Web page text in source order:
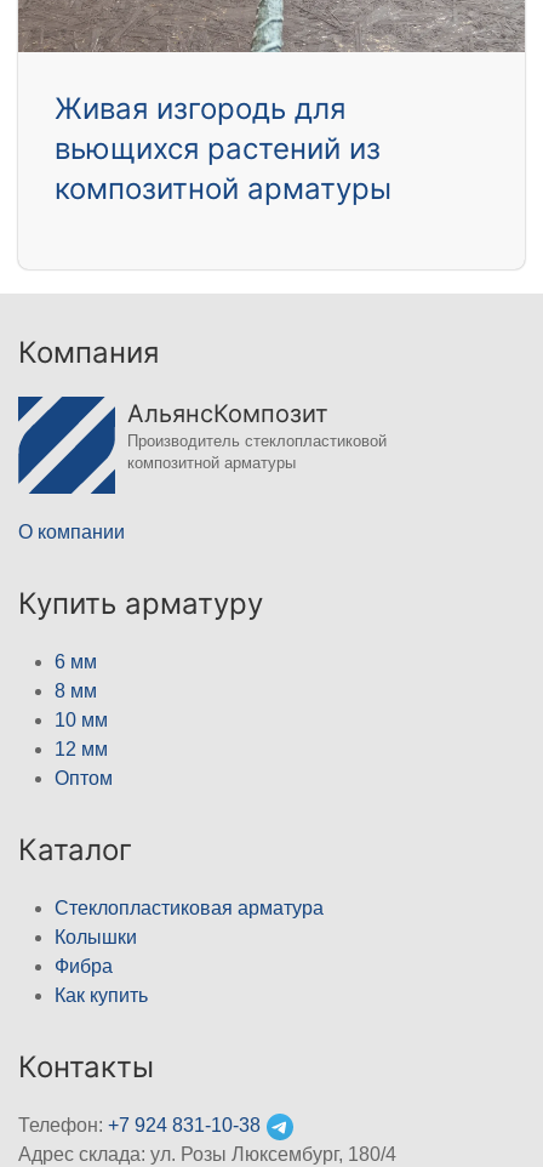
Живая изгородь для
вьющихся растений из
композитной арматуры
Компания
АльянсКомпозит
Производитель стеклопластиковой
композитной арматуры
О компании
Купить арматуру
6 мм
8 мм
10 мм
12 мм
Оптом
Каталог
Стеклопластиковая арматура
Колышки
Фибра
Как купить
Контакты
Телефон: +7 924 831-10-38
Адрес склада: ул. Розы Люксембург, 180/4